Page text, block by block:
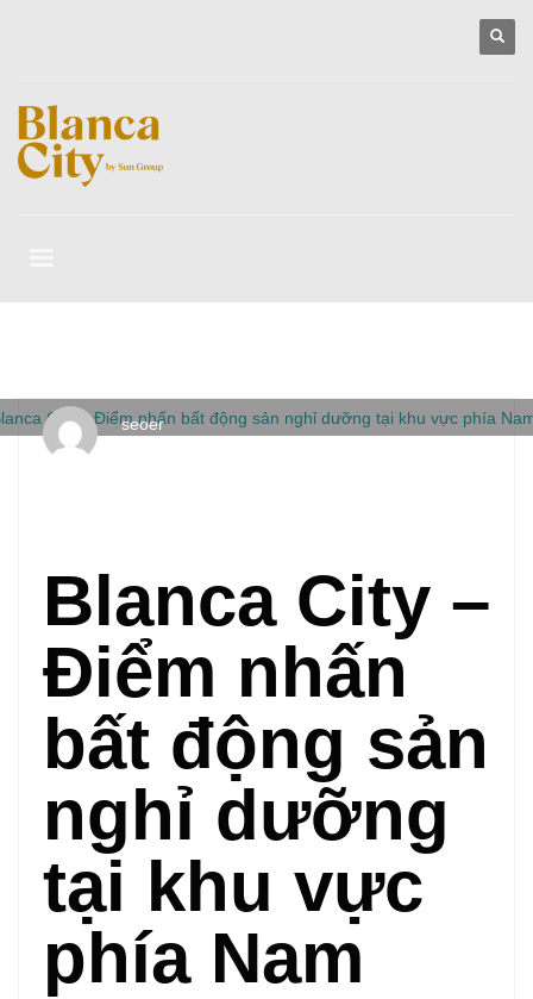
seoer
Blanca City –
Điểm nhấn
bất động sản
nghỉ dưỡng
tại khu vực
phía Nam